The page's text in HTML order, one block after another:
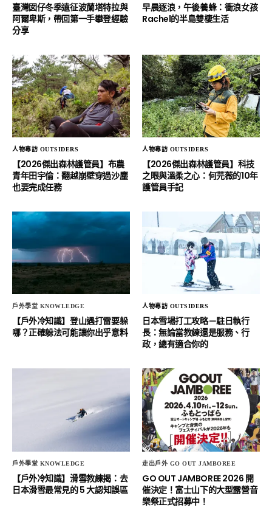
臺灣囡仔冬季遠征波蘭塔特拉與
阿爾卑斯，帶回第一手攀登經驗
分享
早晨逐浪，午後養蜂：衝浪女孩
Rachel的半島雙棲生活
人物專訪 OUTSIDERS
【2026傑出森林護管員】布農
青年田宇倫：翻越崩壁穿過沙塵
也要完成任務
人物專訪 OUTSIDERS
【2026傑出森林護管員】科技
之眼與溫柔之心：何芫薇的10年
護管員手記
戶外學堂 KNOWLEDGE
【戶外冷知識】登山遇打雷要躲
哪？正確躲法可能讓你出乎意料
人物專訪 OUTSIDERS
日本雪場打工攻略－駐日執行
長：無論當教練還是服務、行
政，總有適合你的
戶外學堂 KNOWLEDGE
【戶外冷知識】滑雪教練揭：去
日本滑雪最常見的 5 大認知誤區
走出戶外 GO OUT JAMBOREE
GO OUT JAMBOREE 2026 開
催決定！富士山下的大型露營音
樂祭正式招募中！